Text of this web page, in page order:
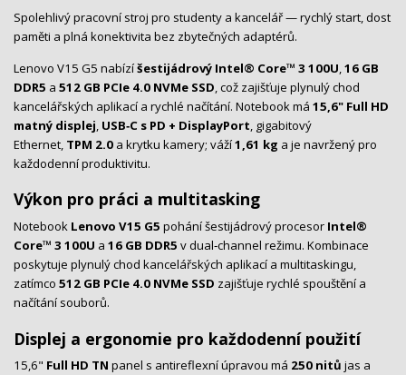
Spolehlivý pracovní stroj pro studenty a kancelář — rychlý start, dost
paměti a plná konektivita bez zbytečných adaptérů.
Lenovo V15 G5 nabízíšestijádrový Intel® Core™ 3 100U,16 GB
DDR5 a 512 GB PCIe 4.0 NVMe SSD, což zajišťuje plynulý chod
kancelářských aplikací a rychlé načítání. Notebook má 15,6" Full HD
matný displej, USB‑C s PD + DisplayPort, gigabitový
Ethernet, TPM 2.0 a krytku kamery; váží1,61 kg a je navržený pro
každodenní produktivitu.
Výkon pro práci a multitasking
Notebook Lenovo V15 G5 pohání šestijádrový procesor Intel®
Core™ 3 100U a 16 GB DDR5 v dual‑channel režimu. Kombinace
poskytuje plynulý chod kancelářských aplikací a multitaskingu,
zatímco 512 GB PCIe 4.0 NVMe SSD zajišťuje rychlé spouštění a
načítání souborů.
Displej a ergonomie pro každodenní použití
15,6" Full HD TN panel s antireflexní úpravou má 250 nitů jas a